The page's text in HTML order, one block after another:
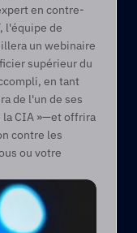
en contre-
l'équipe de
un webinaire
supérieur du
en tant
de l'un de ses
la CIA »—et offrira
contre les
ou votre